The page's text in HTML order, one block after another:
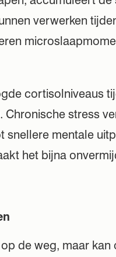
verwerken
cortisolniveaus
stress
snellere mentale
het bijna
de weg, maar